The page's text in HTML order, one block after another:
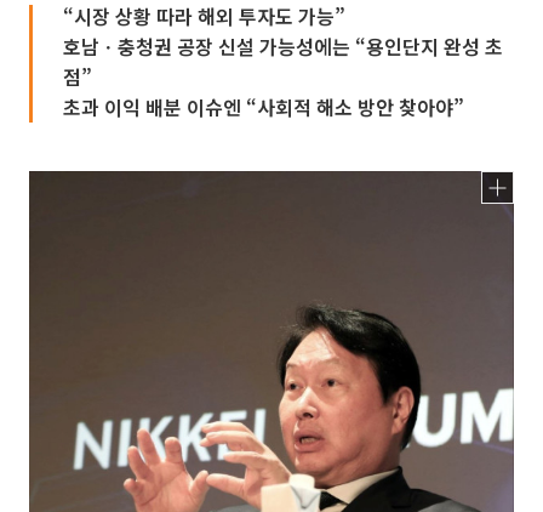
“시장 상황 따라 해외 투자도 가능”
호남ㆍ충청권 공장 신설 가능성에는 “용인단지 완성 초
점”
초과 이익 배분 이슈엔 “사회적 해소 방안 찾아야”